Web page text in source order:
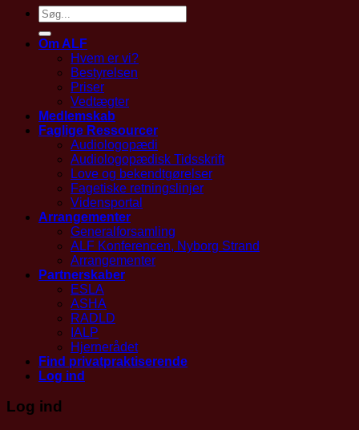
Om ALF
Hvem er vi?
Bestyrelsen
Priser
Vedtægter
Medlemskab
Faglige Ressourcer
Audiologopædi
Audiologopædisk Tidsskrift
Love og bekendtgørelser
Fagetiske retningslinjer
Vidensportal
Arrangementer
Generalforsamling
ALF Konferencen, Nyborg Strand
Arrangementer
Partnerskaber
ESLA
ASHA
RADLD
IALP
Hjernerådet
Find privatpraktiserende
Log ind
Log ind